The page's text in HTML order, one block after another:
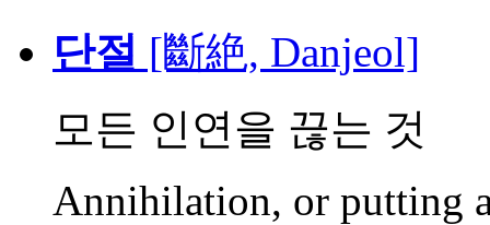
단절 [斷絶, Danjeol]
모든 인연을 끊는 것
Annihilation, or putting